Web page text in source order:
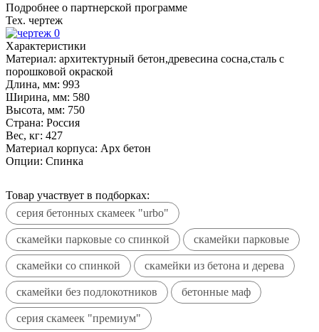
Подробнее о партнерской программе
Тех. чертеж
Характеристики
Материал: архитектурный бетон,древесина сосна,сталь с
порошковой окраской
Длина, мм: 993
Ширина, мм: 580
Высота, мм: 750
Страна: Россия
Вес, кг: 427
Материал корпуса: Арх бетон
Опции: Спинка
Товар участвует в подборках:
серия бетонных скамеек "urbo"
скамейки парковые со спинкой скамейки парковые
скамейки со спинкой скамейки из бетона и дерева
скамейки без подлокотников бетонные маф
серия скамеек "премиум"